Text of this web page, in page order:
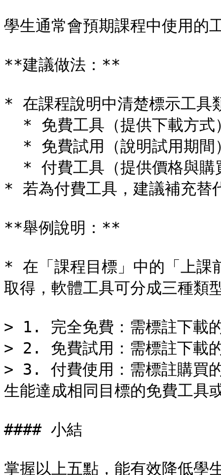
學生通常會預期課程中使用的
**建議做法：**
* 在課程說明中清楚標示工具
* 若為付費工具，建議補充替
**舉例說明：**
* 在「課程目標」中的「上課
取得，軟體工具可分成三種類
> 1. 完全免費：需標註下載
> 2. 免費試用：需標註下載
> 3. 付費使用：需標註購買
生能達成相同目標的免費工具
#### 小結
掌握以上五點，能有效降低學